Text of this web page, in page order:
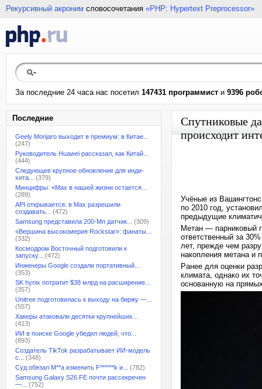
Рекурсивный акроним словосочетания «PHP: Hypertext Preprocessor»
За последние 24 часа нас посетил 147431 программист и 9396
Последние
Geely Monjaro выходит в премиум: в Китае...
(247)
Руководитель Huawei рассказал, как Китай...
(444)
Следующее крупное обновление для инди-
хита...
(379)
Минцифры: «Max в нашей жизни остается...
(289)
API открывается: в Max разрешили
создавать...
(472)
Samsung представила 200-Мп датчик...
(309)
«Вершина высокомерия Rockstar»: фанаты...
(332)
Космодром Восточный подготовили к
запуску...
(472)
Инженеры Google создали портативный...
(353)
SK hynix потратит $38 млрд на расширение...
(357)
Unitree подготовилась к выходу на биржу —...
(557)
Хакеры атаковали десятки крупнейших...
(413)
ИИ в поиске Google убедил людей, что...
(893)
Создатель TikTok разрабатывает ИИ-модель
с...
(348)
Суд обязал M**a изменить F******k и...
(782)
Samsung Galaxy S26 FE почти рассекречен
—...
(752)
Спутниковые
происходит
Учёные из
по 2010 год,
предыдущие
Метан — парниковый
ответственный за
лет, прежде чем
накопления метана и
Ранее для оценки
климата, однако их
основанную на